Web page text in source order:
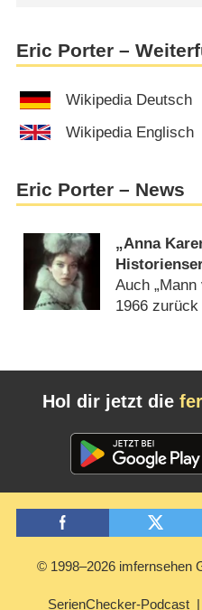
Eric Porter –
Wikipedia Deutsch
Wikipedia Englisch
Eric Porter – News
„Anna
dem Archiv
Auch
1966
Hol dir jetzt die
© 1998–2026 imfernsehen
SerienChecker-Podcast